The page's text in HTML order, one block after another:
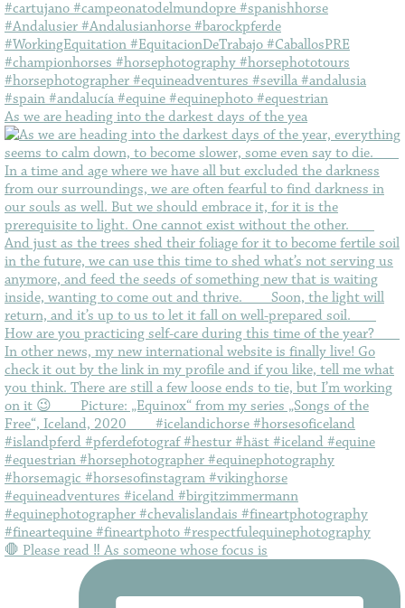
As we are heading into the darkest days of the yea
🛑 Please read ‼️ As someone whose focus is